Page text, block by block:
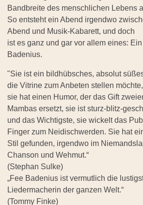
Bandbreite des menschlichen Lebens
So entsteht ein Abend irgendwo
Abend und Musik-Kabarett, und doch
ist es ganz und gar vor allem eines:
Badenius.
"Sie ist ein bildhübsches, absolut
die Vitrine zum Anbeten stellen möchte,
sie hat einen Humor, der das Gift
Mambas ersetzt, sie ist sturz-blitz-
und das Wichtigste, sie wickelt das
Finger zum Neidischwerden. Sie hat
Stil gefunden, irgendwo im
Chanson und Wehmut.“
(Stephan Sulke)
„Fee Badenius ist vermutlich die
Liedermacherin der ganzen Welt.“
(Tommy Finke)